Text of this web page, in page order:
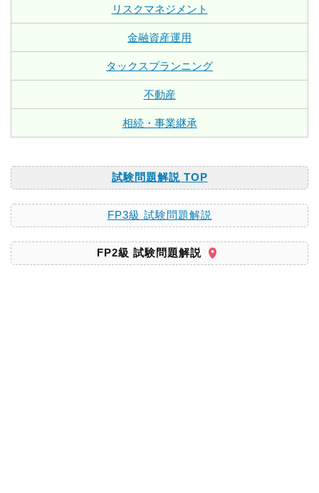
リスクマネジメント
金融資産運用
タックスプランニング
不動産
相続・事業継承
試験問題解説 TOP
FP3級 試験問題解説
FP2級 試験問題解説